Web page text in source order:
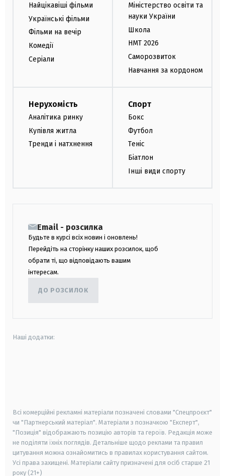
Найцікавіші фільми
Українські фільми
Фільми на вечір
Комедії
Серіали
Міністерство освіти та
науки України
Школа
НМТ 2026
Саморозвиток
Навчання за кордоном
Нерухомість
Аналітика ринку
Купівля житла
Тренди і натхнення
Спорт
Бокс
Футбол
Теніс
Біатлон
Інші види спорту
Email - розсилка
Будьте в курсі всіх новин і оновлень!
Перейдіть на сторінку наших розсилок, щоб
обрати ті, що відповідають вашим
інтересам.
ДО РОЗСИЛОК
Наші додатки:
Всі комерційні рекламні матеріали позначені словами "Спецпроєкт"
чи "Партнерський матеріал". Матеріали з позначкою "Експерт",
"Позиція" відображають позицію авторів та героїв. Редакція може
не поділяти їхніх поглядів. Детальніше щодо реклами та правил
цитування можна ознайомитись в правилах користування сайтом.
Усі права захищені. Матеріали сайту призначені для осіб старше 21
року (21+)